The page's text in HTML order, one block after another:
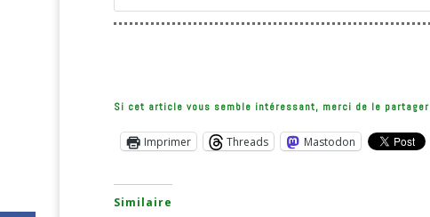
Si cet article vous semble intéressant, merci de le partager
Imprimer Threads Mastodon
Similaire